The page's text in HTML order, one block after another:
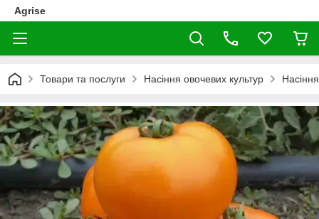
Agrise
Товари та послуги Насіння овочевих культур